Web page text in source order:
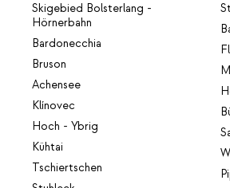
Skigebied Bolsterlang -
Hörnerbahn
Bardonecchia
Bruson
Achensee
Klínovec
Hoch - Ybrig
Kühtai
Tschiertschen